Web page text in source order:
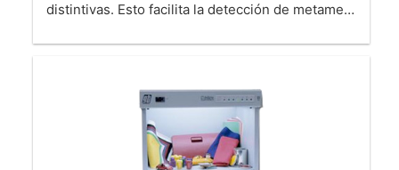
distintivas. Esto facilita la detección de metame…